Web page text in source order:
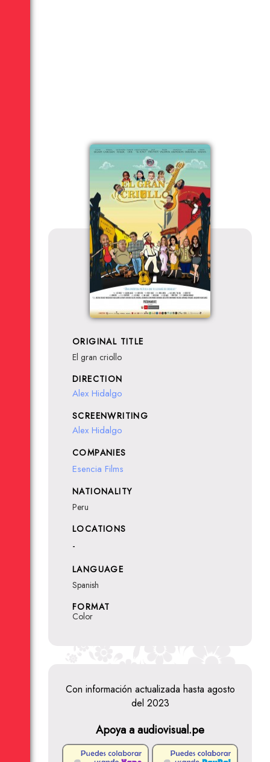
ORIGINAL TITLE
El gran criollo
DIRECTION
Alex Hidalgo
SCREENWRITING
Alex Hidalgo
COMPANIES
Esencia Films
NATIONALITY
Peru
LOCATIONS
-
LANGUAGE
Spanish
FORMAT
Color
Con información actualizada hasta agosto
del 2023
Apoya a audiovisual.pe